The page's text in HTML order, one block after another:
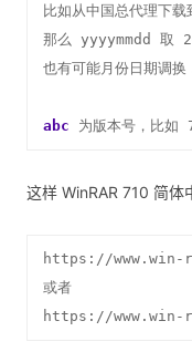
比如从中国总代理
那么 yyyymmdd 取
也有可能月份日期调
abc 为版本号，比
这样 WinRAR 710 简体
https://www.win-
或者
https://www.win-